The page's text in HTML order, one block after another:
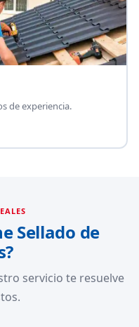
de experiencia.
Sellado de
servicio te resuelve